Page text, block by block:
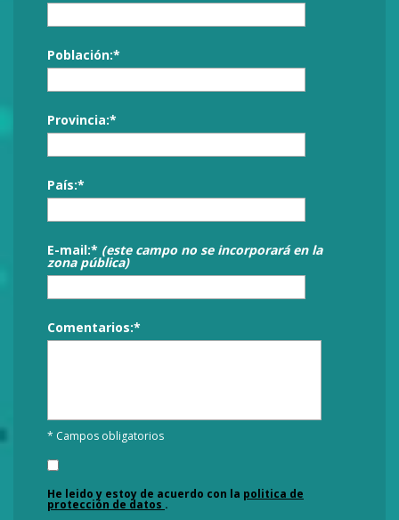
Población:*
Provincia:*
País:*
E-mail:* (este campo no se incorporará en la
zona pública)
Comentarios:*
* Campos obligatorios
He leido y estoy de acuerdo con la politica de
protección de datos .